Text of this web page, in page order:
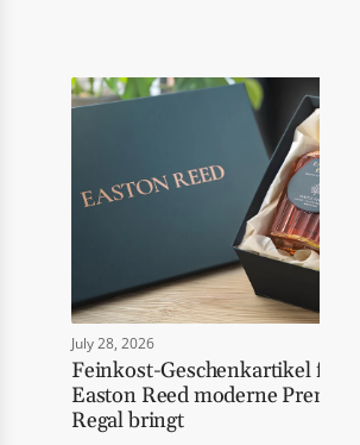
July 28, 2026
Feinkost-Geschenkartikel für
Easton Reed moderne
Regal bringt